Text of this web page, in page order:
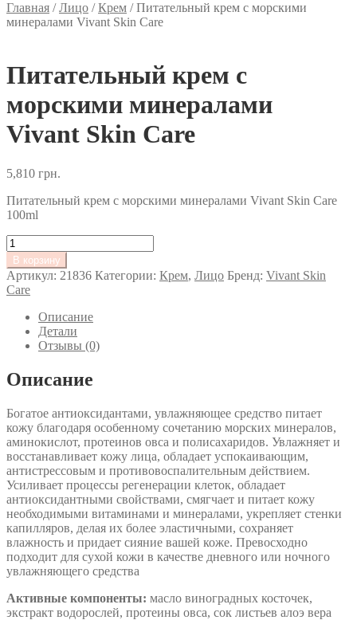
Главная /Лицо /Крем /Питательный крем с морскими
минералами Vivant Skin Care
Питательный крем с
морскими минералами
Vivant Skin Care
5,810 грн.
Питательный крем с морскими минералами Vivant Skin Care
100ml
Количество
товара
Питательный
крем
с
морскими
минералами
Vivant
Care
В корзину
Артикул: 21836 Категории: Крем, Лицо Бренд: Vivant Skin
Care
Описание
Детали
Отзывы (0)
Описание
Богатое антиоксидантами, увлажняющее средство питает
кожу благодаря особенному сочетанию морских минералов,
аминокислот, протеинов овса и полисахаридов. Увлажняет и
восстанавливает кожу лица, обладает успокаивающим,
антистрессовым и противовоспалительным действием.
Усиливает процессы регенерации клеток, обладает
антиоксидантными свойствами, смягчает и питает кожу
необходимыми витаминами и минералами, укрепляет стенки
капилляров, делая их более эластичными, сохраняет
влажность и придает сияние вашей коже. Превосходно
подходит для сухой кожи в качестве дневного или ночного
увлажняющего средства
Активные компоненты: масло виноградных косточек,
экстракт водорослей, протеины овса, сок листьев алоэ вера